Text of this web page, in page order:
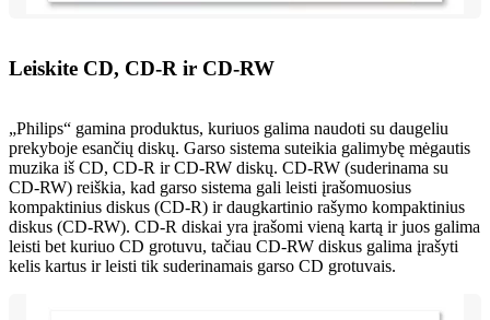
Leiskite CD, CD-R ir CD-RW
„Philips“ gamina produktus, kuriuos galima naudoti su daugeliu
prekyboje esančių diskų. Garso sistema suteikia galimybę mėgautis
muzika iš CD, CD-R ir CD-RW diskų. CD-RW (suderinama su
CD-RW) reiškia, kad garso sistema gali leisti įrašomuosius
kompaktinius diskus (CD-R) ir daugkartinio rašymo kompaktinius
diskus (CD-RW). CD-R diskai yra įrašomi vieną kartą ir juos galima
leisti bet kuriuo CD grotuvu, tačiau CD-RW diskus galima įrašyti
kelis kartus ir leisti tik suderinamais garso CD grotuvais.